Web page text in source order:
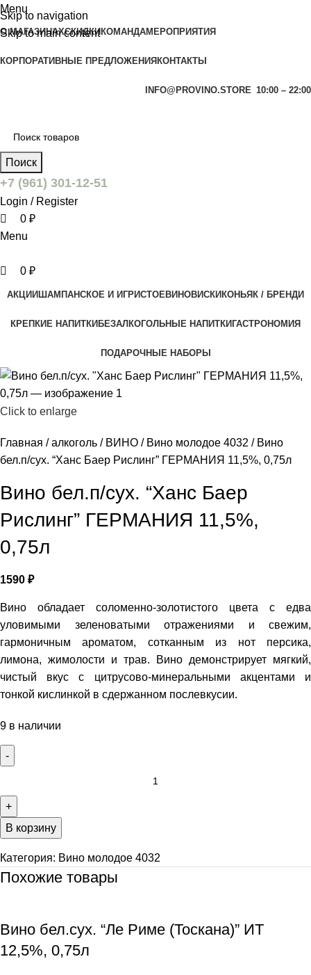
Skip to navigation
Skip to main content
Menu
О МАГАЗИНАХСКИДКИКОМАНДАМЕРОПРИЯТИЯ
КОРПОРАТИВНЫЕ ПРЕДЛОЖЕНИЯ КОНТАКТЫ
INFO@PROVINO.STORE 10:00 – 22:00
Поиск
+7 (961) 301-12-51
Login / Register
0 ₽
Menu
0 ₽
АКЦИИШАМПАНСКОЕ И ИГРИСТОЕВИНОВИСКИКОНЬЯК / БРЕНДИ
КРЕПКИЕ НАПИТКИБЕЗАЛКОГОЛЬНЫЕ НАПИТКИГАСТРОНОМИЯ
ПОДАРОЧНЫЕ НАБОРЫ
Click to enlarge
Главная алкоголь ВИНО Вино молодое 4032
Вино
бел.п/сух. “Ханс Баер Рислинг” ГЕРМАНИЯ 11,5%, 0,75л
Вино бел.п/сух. “Ханс Баер
Рислинг” ГЕРМАНИЯ 11,5%,
0,75л
1590 ₽
Вино обладает соломенно-золотистого цвета с едва
уловимыми зеленоватыми отражениями и свежим,
гармоничным ароматом, сотканным из нот персика,
лимона, жимолости и трав. Вино демонстрирует мягкий,
чистый вкус с цитрусово-минеральными акцентами и
тонкой кислинкой в сдержанном послевкусии.
9 в наличии
В корзину
Категория: Вино молодое 4032
Похожие товары
Вино бел.сух. “Ле Риме (Тоскана)” ИТ
12,5%, 0,75л